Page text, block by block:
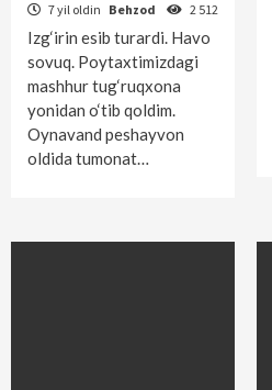
7 yil oldin Behzod 2 512
Izg‘irin esib turardi. Havo
sovuq. Poytaxtimizdagi
mashhur tug‘ruqxona
yonidan o‘tib qoldim.
Oynavand peshayvon
oldida tumonat…